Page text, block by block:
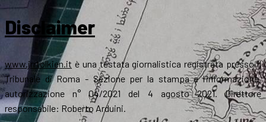
Disclaimer
www.jrrtolkien.it è una testata giornalistica registrata presso il
Tribunale di Roma - Sezione per la stampa e l’informazione,
autorizzazione n° 04/2021 del 4 agosto 2021. Direttore
responsabile: Roberto Arduini.